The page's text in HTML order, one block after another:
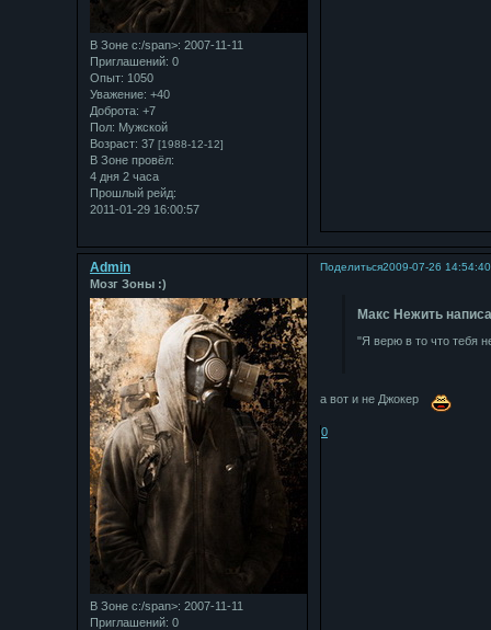
В Зоне с:/span>: 2007-11-11
Приглашений: 0
Опыт: 1050
Уважение: +40
Доброта: +7
Пол: Мужской
Возраст: 37 [1988-12-12]
В Зоне провёл:
4 дня 2 часа
Прошлый рейд:
2011-01-29 16:00:57
Поделиться2009-07-26 14:54:40
Admin
Мозг Зоны :)
В Зоне с:/span>: 2007-11-11
Приглашений: 0
Макс Нежить
"Я верю в то что тебя
а вот и не Джокер
0